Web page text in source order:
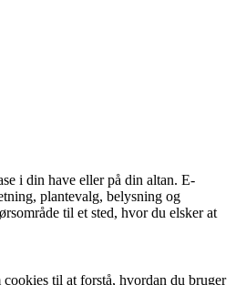
i din have eller på din altan. E-
plantevalg, belysning og
til et sted, hvor du elsker at
til at forstå, hvordan du bruger